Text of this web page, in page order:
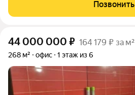
Позвонить
44 000 000 ₽ 164 179 ₽ за м²
268 м² офис 1 этаж из 6